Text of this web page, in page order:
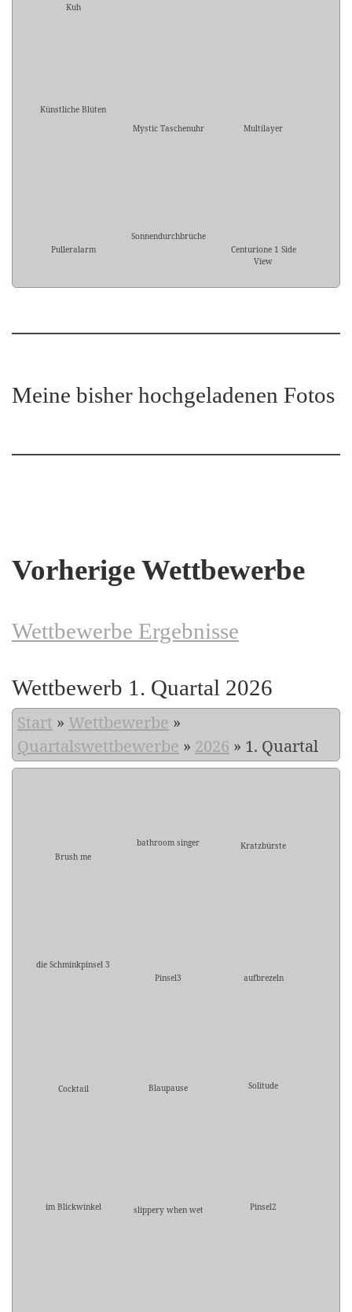
Kuh
Künstliche Blüten
Mystic Taschenuhr
Multilayer
Pulleralarm
Sonnendurchbrüche
Centurione 1 Side
View
Meine bisher hochgeladenen Fotos
Vorherige Wettbewerbe
Wettbewerbe Ergebnisse
Wettbewerb 1. Quartal 2026
Start » Wettbewerbe »
Quartalswettbewerbe » 2026 » 1. Quartal
Brush me
bathroom singer Kratzbürste
die Schminkpinsel 3
Pinsel3
aufbrezeln
Cocktail Blaupause Solitude
im Blickwinkel slippery when wet Pinsel2